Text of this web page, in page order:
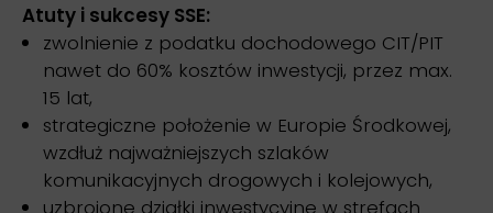
Atuty i sukcesy SSE:
zwolnienie z podatku dochodowego CIT/PIT
nawet do 60% kosztów inwestycji, przez max.
15 lat,
strategiczne położenie w Europie Środkowej,
wzdłuż najważniejszych szlaków
komunikacyjnych drogowych i kolejowych,
uzbrojone działki inwestycyjne w strefach